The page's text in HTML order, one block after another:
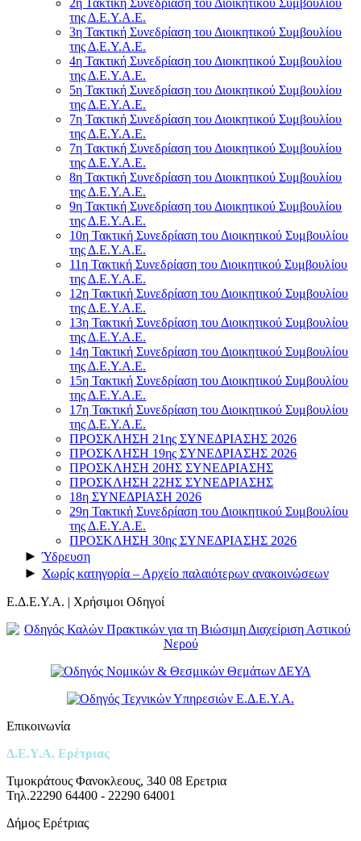
της Δ.Ε.Υ.Α.Ε.
3η Τακτική Συνεδρίαση του Διοικητικού Συμβουλίου
της Δ.Ε.Υ.Α.Ε.
4η Τακτική Συνεδρίαση του Διοικητικού Συμβουλίου
της Δ.Ε.Υ.Α.Ε.
5η Τακτική Συνεδρίαση του Διοικητικού Συμβουλίου
της Δ.Ε.Υ.Α.Ε.
7η Τακτική Συνεδρίαση του Διοικητικού Συμβουλίου
της Δ.Ε.Υ.Α.Ε.
7η Τακτική Συνεδρίαση του Διοικητικού Συμβουλίου
της Δ.Ε.Υ.Α.Ε.
8η Τακτική Συνεδρίαση του Διοικητικού Συμβουλίου
της Δ.Ε.Υ.Α.Ε.
9η Τακτική Συνεδρίαση του Διοικητικού Συμβουλίου
της Δ.Ε.Υ.Α.Ε.
10η Τακτική Συνεδρίαση του Διοικητικού Συμβουλίου
της Δ.Ε.Υ.Α.Ε.
11η Τακτική Συνεδρίαση του Διοικητικού Συμβουλίου
της Δ.Ε.Υ.Α.Ε.
12η Τακτική Συνεδρίαση του Διοικητικού Συμβουλίου
της Δ.Ε.Υ.Α.Ε.
13η Τακτική Συνεδρίαση του Διοικητικού Συμβουλίου
της Δ.Ε.Υ.Α.Ε.
14η Τακτική Συνεδρίαση του Διοικητικού Συμβουλίου
της Δ.Ε.Υ.Α.Ε.
15η Τακτική Συνεδρίαση του Διοικητικού Συμβουλίου
της Δ.Ε.Υ.Α.Ε.
17η Τακτική Συνεδρίαση του Διοικητικού Συμβουλίου
της Δ.Ε.Υ.Α.Ε.
ΠΡΟΣΚΛΗΣΗ 21ης ΣΥΝΕΔΡΙΑΣΗΣ 2026
ΠΡΟΣΚΛΗΣΗ 19ης ΣΥΝΕΔΡΙΑΣΗΣ 2026
ΠΡΟΣΚΛΗΣΗ 20ΗΣ ΣΥΝΕΔΡΙΑΣΗΣ
ΠΡΟΣΚΛΗΣΗ 22ΗΣ ΣΥΝΕΔΡΙΑΣΗΣ
18η ΣΥΝΕΔΡΙΑΣΗ 2026
29η Τακτική Συνεδρίαση του Διοικητικού Συμβουλίου
της Δ.Ε.Υ.Α.Ε.
ΠΡΟΣΚΛΗΣΗ 30ης ΣΥΝΕΔΡΙΑΣΗΣ 2026
► Ύδρευση
► Χωρίς κατηγορία – Αρχείο παλαιότερων ανακοινώσεων
Ε.Δ.Ε.Υ.Α. | Χρήσιμοι Οδηγοί
Επικοινωνία
Δ.Ε.Υ.Α. Ερέτριας
Τιμοκράτους Φανοκλεους, 340 08 Ερετρια
Τηλ.22290 64400 - 22290 64001
Δήμος Ερέτριας